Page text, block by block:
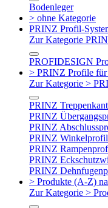
Bodenleger
> ohne Kategorie
PRINZ Profil-
Zur Kategorie
PROFIDESIGN
> PRINZ Profile für
Zur Kategorie >
PRINZ
PRINZ
PRINZ
PRINZ
PRINZ
PRINZ
PRINZ
> Produkte (A-Z)
Zur Kategorie >